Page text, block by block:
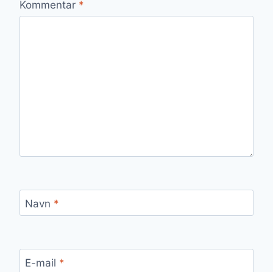
Kommentar *
Navn *
E-mail *